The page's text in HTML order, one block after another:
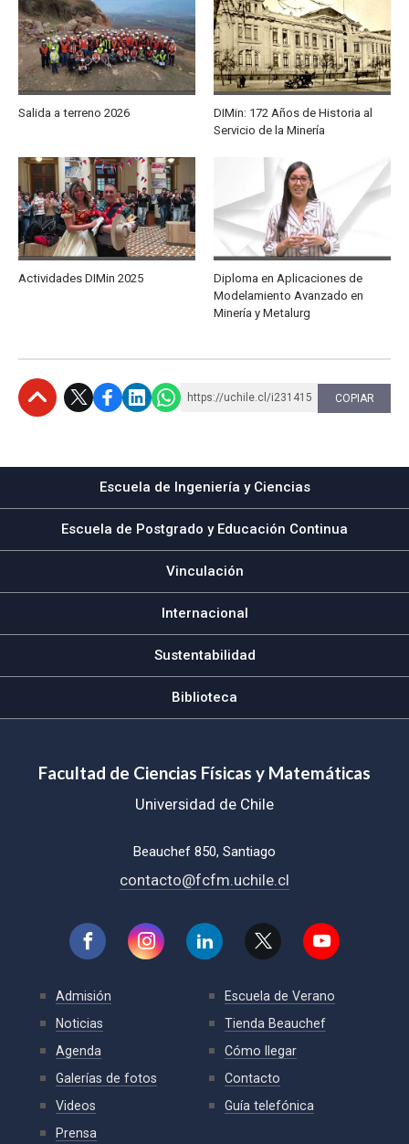
Salida a terreno 2026
DIMin: 172 Años de Historia al
Servicio de la Minería
Actividades DIMin 2025
Diploma en Aplicaciones de
Modelamiento Avanzado en
Minería y Metalurg
https://uchile.cl/i231415 COPIAR
Escuela de Ingeniería y Ciencias
Escuela de Postgrado y Educación Continua
Vinculación
Internacional
Sustentabilidad
Biblioteca
Facultad de Ciencias Físicas y Matemáticas
Universidad de Chile
Beauchef 850, Santiago
contacto@fcfm.uchile.cl
Admisión
Noticias
Agenda
Galerías de fotos
Videos
Prensa
Escuela de Verano
Tienda Beauchef
Cómo llegar
Contacto
Guía telefónica